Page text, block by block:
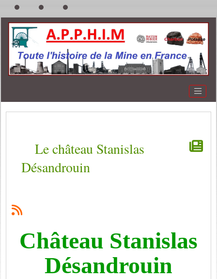
Le château Stanislas
Désandrouin
Château Stanislas
Désandrouin